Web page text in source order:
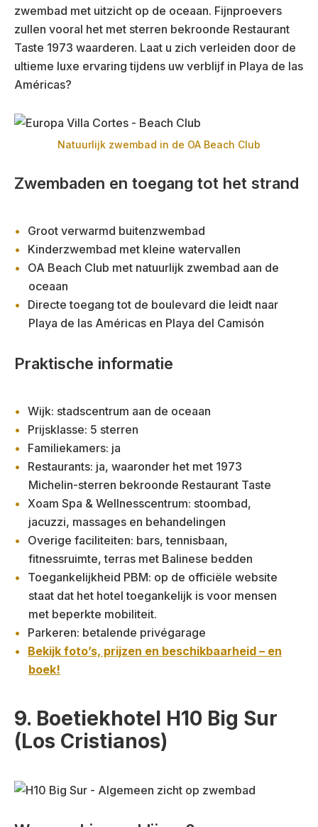
zwembad met uitzicht op de oceaan. Fijnproevers
zullen vooral het met sterren bekroonde Restaurant
Taste 1973 waarderen. Laat u zich verleiden door de
ultieme luxe ervaring tijdens uw verblijf in Playa de las
Américas?
Natuurlijk zwembad in de OA Beach Club
Zwembaden en toegang tot het strand
Groot verwarmd buitenzwembad
Kinderzwembad met kleine watervallen
OA Beach Club met natuurlijk zwembad aan de
oceaan
Directe toegang tot de boulevard die leidt naar
Playa de las Américas en Playa del Camisón
Praktische informatie
Wijk: stadscentrum aan de oceaan
Prijsklasse: 5 sterren
Familiekamers: ja
Restaurants: ja, waaronder het met 1973
Michelin-sterren bekroonde Restaurant Taste
Xoam Spa & Wellnesscentrum: stoombad,
jacuzzi, massages en behandelingen
Overige faciliteiten: bars, tennisbaan,
fitnessruimte, terras met Balinese bedden
Toegankelijkheid PBM: op de officiële website
staat dat het hotel toegankelijk is voor mensen
met beperkte mobiliteit.
Parkeren: betalende privégarage
Bekijk foto’s, prijzen en beschikbaarheid – en
boek!
9. Boetiekhotel H10 Big Sur
(Los Cristianos)